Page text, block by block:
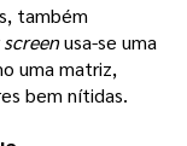
também
usa-se uma
uma matriz,
bem nítidas.